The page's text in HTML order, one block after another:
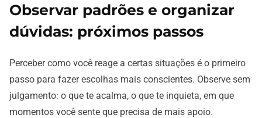
Observar padrões e organizar
dúvidas: próximos passos
Perceber como você reage a certas situações é o primeiro
passo para fazer escolhas mais conscientes. Observe sem
julgamento: o que te acalma, o que te inquieta, em que
momentos você sente que precisa de mais apoio.